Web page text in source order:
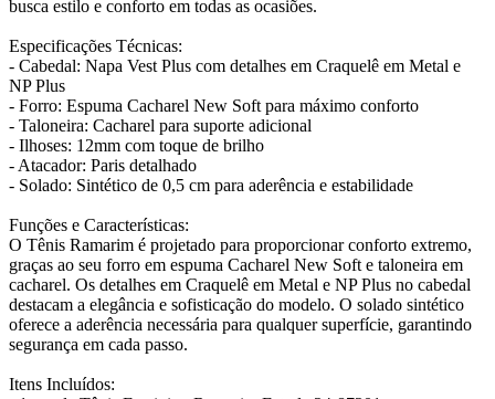
busca estilo e conforto em todas as ocasiões.
Especificações Técnicas:
- Cabedal: Napa Vest Plus com detalhes em Craquelê em Metal e
NP Plus
- Forro: Espuma Cacharel New Soft para máximo conforto
- Taloneira: Cacharel para suporte adicional
- Ilhoses: 12mm com toque de brilho
- Atacador: Paris detalhado
- Solado: Sintético de 0,5 cm para aderência e estabilidade
Funções e Características:
O Tênis Ramarim é projetado para proporcionar conforto extremo,
graças ao seu forro em espuma Cacharel New Soft e taloneira em
cacharel. Os detalhes em Craquelê em Metal e NP Plus no cabedal
destacam a elegância e sofisticação do modelo. O solado sintético
oferece a aderência necessária para qualquer superfície, garantindo
segurança em cada passo.
Itens Incluídos: